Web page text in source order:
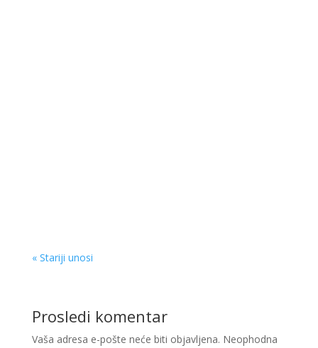
« Stariji unosi
Prosledi komentar
Vaša adresa e-pošte neće biti objavljena. Neophodna